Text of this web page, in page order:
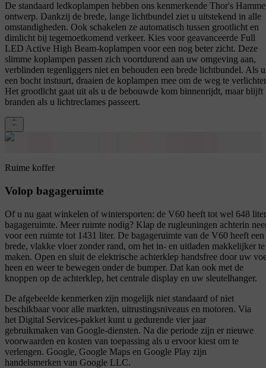
De standaard ledkoplampen hebben ons kenmerkende Thor's
ontwerp. Dankzij de brede, lange lichtbundel ziet u uitstekend in alle
omstandigheden. Ook schakelen ze automatisch tussen grootlicht en
dimlicht bij tegemoetkomend verkeer. Kies voor geavanceerde Full
LED Active High Beam-koplampen voor een nog beter zicht. Deze
slimme koplampen passen zich voortdurend aan uw omgeving aan,
verblinden tegenliggers niet en behouden een brede lichtbundel. Als u
een bocht instuurt, draaien de koplampen mee om de weg te
Het grootlicht gaat uit als u de bebouwde kom binnenrijdt, maar blijft
branden als u lichtreclames passeert.
Ruime koffer
Volop bagageruimte
Of u nu gaat winkelen of wintersporten: de V60 heeft tot wel 648 liter
bagageruimte. Meer ruimte nodig? Klap de rugleuningen achterin
voor een ruimte tot 1431 liter. De bagageruimte van de V60 heeft een
brede, vlakke vloer zonder rand, om het in- en uitladen makkelijker te
maken. Open en sluit de elektrische achterklep handsfree door uw
heen en weer te bewegen onder de bumper. Dat kan ook met de
knoppen op de achterklep, het centrale display en uw sleutelhanger.
De afgebeelde kenmerken zijn mogelijk niet standaard of niet
beschikbaar voor alle markten, uitrustingsniveaus en motoren. Via
het Digital Services-pakket kunt u gedurende vier jaar
gebruikmaken van Google-diensten. Na die periode zijn er nieuwe
voorwaarden en kosten van toepassing als u ervoor kiest om te
verlengen. Google, Google Maps en Google Play zijn
handelsmerken van Google LLC.